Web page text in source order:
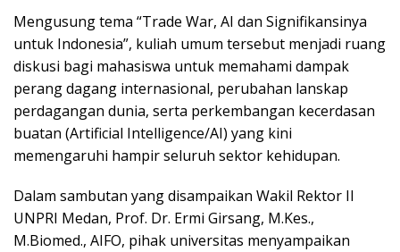
Mengusung tema “Trade War, AI dan Signifikansinya
untuk Indonesia”, kuliah umum tersebut menjadi ruang
diskusi bagi mahasiswa untuk memahami dampak
perang dagang internasional, perubahan lanskap
perdagangan dunia, serta perkembangan kecerdasan
buatan (Artificial Intelligence/AI) yang kini
memengaruhi hampir seluruh sektor kehidupan.
Dalam sambutan yang disampaikan Wakil Rektor II
UNPRI Medan, Prof. Dr. Ermi Girsang, M.Kes.,
M.Biomed., AIFO, pihak universitas menyampaikan